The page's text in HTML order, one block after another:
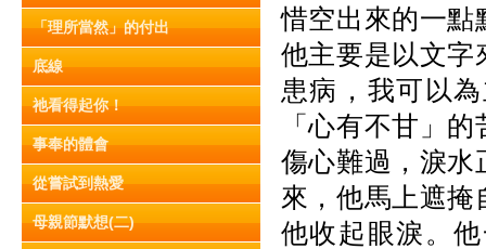
「理所當然」的付出
底線
祂看得起你！
事奉的體會
從嘗試到熱愛
母親節默想(二)
惜空出來的一點
他主要是以文字
患病，我可以
「心有不甘」
傷心難過，淚水
來，他馬上遮掩
他收起眼淚。